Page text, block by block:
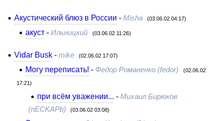
Акустический блюз в России - Misha (03.06.02 04:17)
акуст -Ильницкий (03.06.02 11:26)
Vidar Busk- mike (02.06.02 17:07)
Могу переписать! - Федор Романенко (fedor) (02.06.02
17:21)
при всём уважении... - Михаил Бирюков
(nECKAPb)
(03.06.02 03:08)